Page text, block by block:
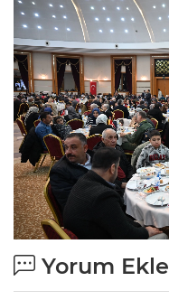
Yorum Ekle